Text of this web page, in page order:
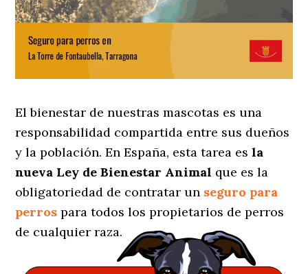
El bienestar de nuestras mascotas es una
responsabilidad compartida entre sus dueños
y la población. En España, esta tarea esla
nueva Ley de Bienestar Animal que es la
obligatoriedad de contratar un seguro para
perros para todos los propietarios de perros
de cualquier raza.